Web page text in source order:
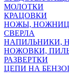
МОЛОТКИ
КРАЦОВКИ
НОЖЫ,
СВЕРЛА
НАПИЛЬНИКИ,
НОЖОВКИ,
РАЗВЕРТКИ
ЦЕПИ НА